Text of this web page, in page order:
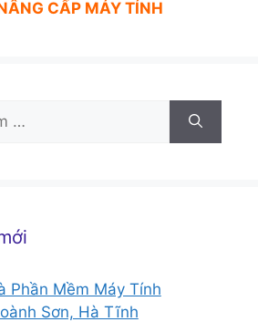
CẤP MÁY TÍNH
Phần Mềm Máy Tính
Sơn, Hà Tĩnh